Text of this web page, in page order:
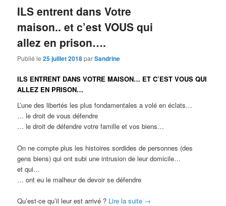
ILS entrent dans Votre
maison.. et c’est VOUS qui
allez en prison….
Publié le25 juillet 2018parSandrine
ILS ENTRENT DANS VOTRE MAISON… ET C’EST VOUS QUI
ALLEZ EN PRISON…
L’une des libertés les plus fondamentales a volé en éclats…
… le droit de vous défendre
… le droit de défendre votre famille et vos biens…
On ne compte plus les histoires sordides de personnes (des
gens biens) qui ont subi une intrusion de leur domicile…
et qui…
… ont eu le malheur de devoir se défendre
Qu’est-ce qu’il leur est arrivé ? Lire la suite →